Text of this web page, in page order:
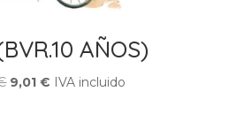
AÑOS)
El
9,01€ El
IVA incluido